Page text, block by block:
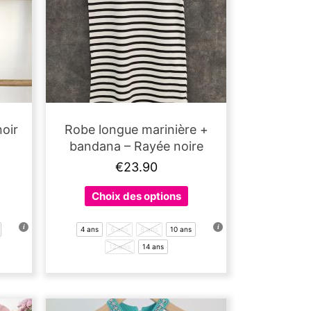
Robe longue marinière +
bandana – Rayée noire
€23.90
Choix des options
Ce
produit
a
plusieurs
Les
4 ans 6 ans 8 ans 10 ans
12 ans 14 ans